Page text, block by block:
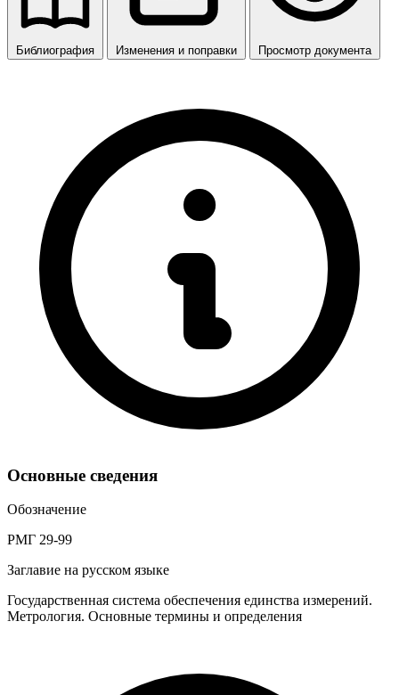
Библиография Изменения и поправки Просмотр документа
Основные сведения
Обозначение
РМГ 29-99
Заглавие на русском языке
Государственная система обеспечения единства измерений.
Метрология. Основные термины и определения